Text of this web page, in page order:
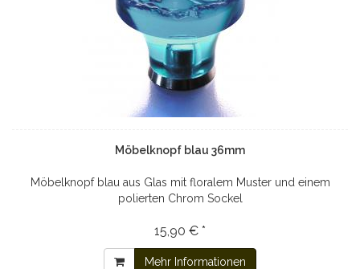
Möbelknopf blau 36mm
Möbelknopf blau aus Glas mit floralem Muster und einem
polierten Chrom Sockel
15,90 € *
Mehr Informationen